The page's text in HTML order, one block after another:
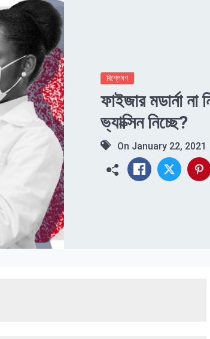
বিশ্লেষণ
ফাইজার মডার্না না
ভ্যাক্সিন নিচ্ছে?
On January 22, 2021